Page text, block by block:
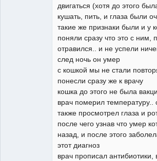
двигаться (хотя до этого
кушать, пить, и глаза были
такие же признаки были и у
поняли сразу что это с ним,
отравился.. и не успели
след ночь он умер
с кошкой мы не стали
понесли сразу же к врачу
кошка до этого не была
врач померил
также просмотрел глаза и
после чего узнав что умер
назад, и после этого
этот диагноз
врач прописал